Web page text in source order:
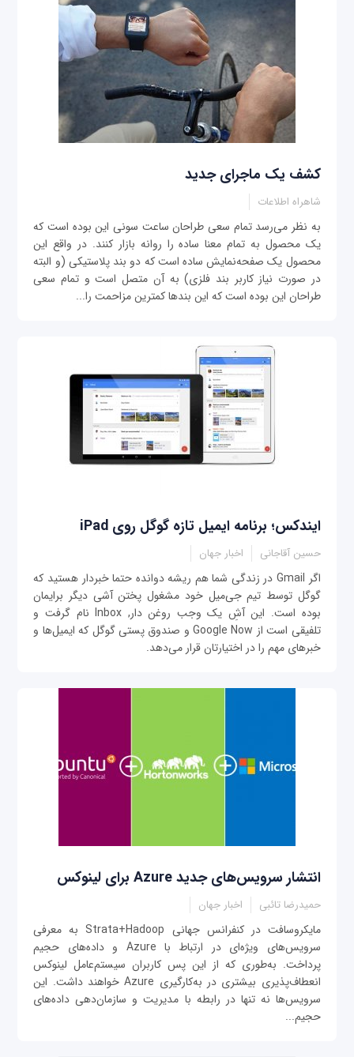
کشف یک ماجرای جدید
شاهراه اطلاعات
به نظر می‌رسد تمام سعی طراحان ساعت سونی این بوده است که
یک محصول به تمام معنا ساده را روانه بازار کنند. در واقع این
محصول یک صفحه‌نمایش ساده است که دو بند پلاستیکی (و البته
در صورت نیاز کاربر بند فلزی) به آن متصل است و تمام سعی
طراحان این بوده است که این بندها کمترین مزاحمت را...
ایندکس؛ برنامه ایمیل تازه گوگل روی iPad
حسین آقاجانی اخبار جهان
اگر Gmail در زندگی شما هم ریشه دوانده حتما خبردار هستید که
گوگل توسط تیم جی‌میل خود مشغول پختن آشی دیگر برایمان
بوده است. این آشِ یک وجب روغن دار, Inbox نام گرفت و
تلفیقی است از Google Now و صندوق پستی گوگل که ایمیل‌ها و
خبرهای مهم را در اختیارتان قرار می‌دهد.
انتشار سرویس‌های جدید Azure برای لینوکس
حمیدرضا تائبی اخبار جهان
مایکروسافت در کنفرانس جهانی Strata+Hadoop به معرفی
سرویس‌های ویژه‌ای در ارتباط با Azure و داده‌های حجیم
پرداخت. به‌طوری که از این پس کاربران سیستم‌عامل لینوکس
انعطاف‌پذیری بیشتری در به‌کارگیری Azure خواهند داشت. این
سرویس‌ها نه تنها در رابطه با مدیریت و سازمان‌دهی داده‌های
حجیم...